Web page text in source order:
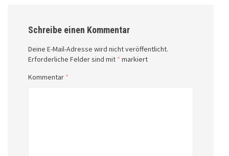
Schreibe einen Kommentar
Deine E-Mail-Adresse wird nicht veröffentlicht.
Erforderliche Felder sind mit * markiert
Kommentar *